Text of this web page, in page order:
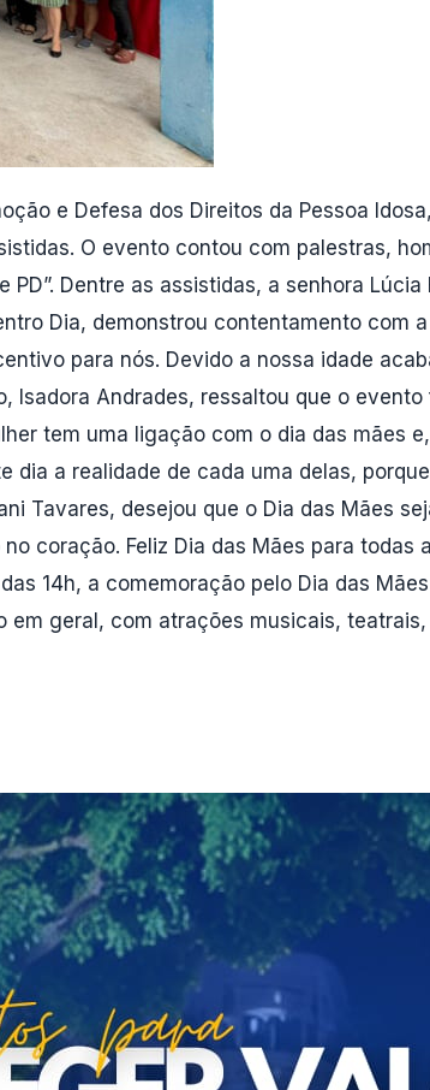
e Defesa dos Direitos da Pessoa
O evento contou com palestras,
Dentre as assistidas, a senhora
Dia, demonstrou contentamento com
para nós. Devido a nossa idade
Isadora Andrades, ressaltou que o
tem uma ligação com o dia das mães
a realidade de cada uma delas,
Tavares, desejou que o Dia das Mães
coração. Feliz Dia das Mães para
14h, a comemoração pelo Dia das
geral, com atrações musicais,